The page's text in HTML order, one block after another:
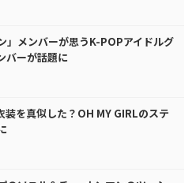
」メンバーが思うK-POPアイドルグ
バーが話題に
装を真似した？OH MY GIRLのステ